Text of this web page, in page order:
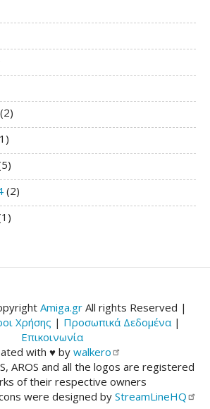
(2)
(2)
Amiga.gr All rights Reserved |
Χρήσης | Προσωπικά Δεδομένα |
Επικοινωνία
with ♥ bywalkero
AROS and all the logos are registered
of their respective owners
were designed by StreamLineHQ